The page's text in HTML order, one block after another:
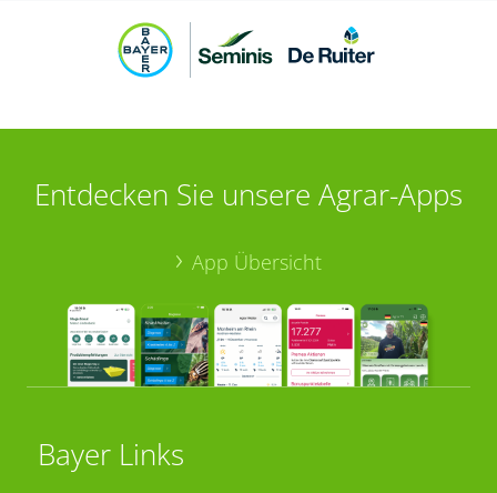
Entdecken Sie unsere Agrar-Apps
App Übersicht
Bayer Links